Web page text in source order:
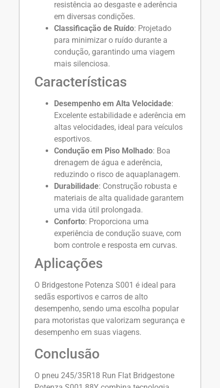
resistência ao desgaste e aderência
em diversas condições.
Classificação de Ruído: Projetado
para minimizar o ruído durante a
condução, garantindo uma viagem
mais silenciosa.
Características
Desempenho em Alta Velocidade:
Excelente estabilidade e aderência em
altas velocidades, ideal para veículos
esportivos.
Condução em Piso Molhado: Boa
drenagem de água e aderência,
reduzindo o risco de aquaplanagem.
Durabilidade: Construção robusta e
materiais de alta qualidade garantem
uma vida útil prolongada.
Conforto: Proporciona uma
experiência de condução suave, com
bom controle e resposta em curvas.
Aplicações
O Bridgestone Potenza S001 é ideal para
sedãs esportivos e carros de alto
desempenho, sendo uma escolha popular
para motoristas que valorizam segurança e
desempenho em suas viagens.
Conclusão
O pneu 245/35R18 Run Flat Bridgestone